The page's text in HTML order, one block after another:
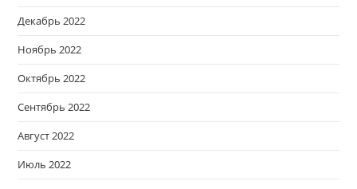
Декабрь 2022
Ноябрь 2022
Октябрь 2022
Сентябрь 2022
Август 2022
Июль 2022